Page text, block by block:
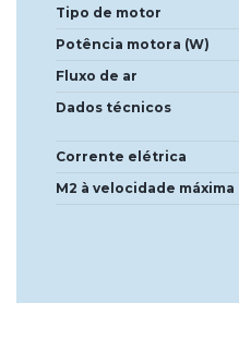
Tipo de motor
Potência motora (W)
Fluxo de ar
Dados técnicos
Corrente elétrica
M2 à velocidade máxima